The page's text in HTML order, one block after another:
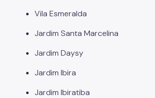
Vila Esmeralda
Jardim Santa Marcelina
Jardim Daysy
Jardim Ibira
Jardim Ibiratiba